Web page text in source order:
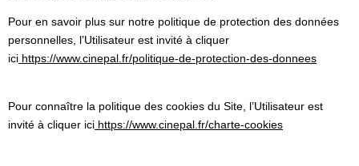
Pour en savoir plus sur notre politique de protection des données
personnelles, l’Utilisateur est invité à cliquer
ici https://www.cinepal.fr/politique-de-protection-des-donnees
Pour connaître la politique des cookies du Site, l’Utilisateur est
invité à cliquer ici https://www.cinepal.fr/charte-cookies